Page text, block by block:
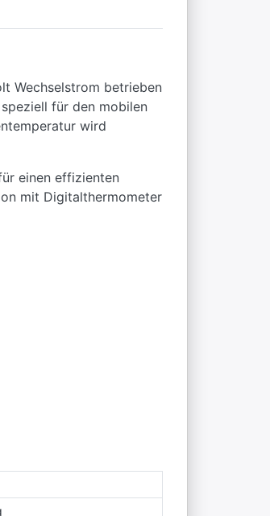
Wechselstrom betrieben
für den mobilen
wird
einen effizienten
mit Digitalthermometer